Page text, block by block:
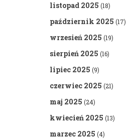
listopad 2025 (18)
październik 2025 (17)
wrzesień 2025 (19)
sierpień 2025 (16)
lipiec 2025 (9)
czerwiec 2025 (21)
maj 2025 (24)
kwiecień 2025 (13)
marzec 2025 (4)